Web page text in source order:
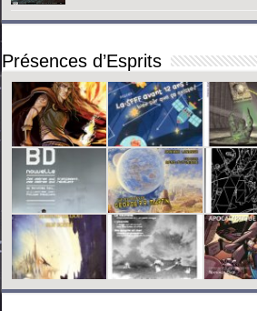
Présences d’Esprits